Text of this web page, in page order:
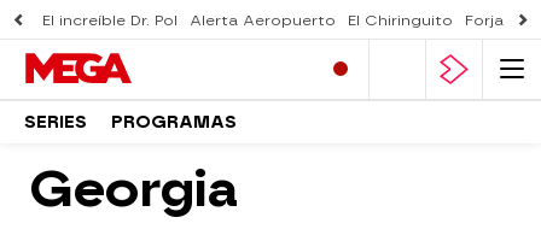
El increíble Dr. Pol Alerta Aeropuerto El Chiringuito Forjado
SERIES PROGRAMAS
Georgia